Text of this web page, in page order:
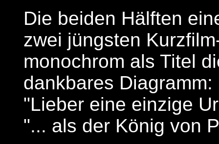
Die beiden Hälften
zwei jüngsten
monochrom als Titel
dankbares Diagramm:
"Lieber eine einzige
"... als der König von